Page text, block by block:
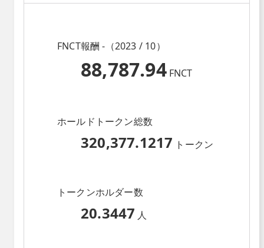
FNCT報酬 -（2023 / 10）
88,787.94 FNCT
ホールドトークン総数
320,377.1217 トークン
トークンホルダー数
20.3447 人